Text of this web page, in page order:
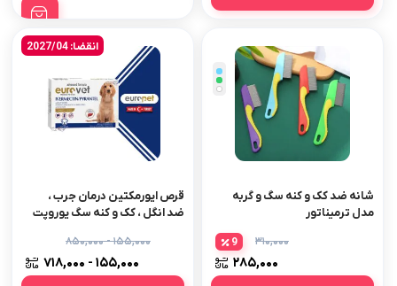
شانه ضد کک و کنه سگ و گربه
مدل ترمیناتور
۳۱۰,۰۰۰
۲۸۵,۰۰۰
9
انقضا: 2027/04
قرص ایورمکتین درمان جرب ،
ضد انگل ، کک و کنه سگ یوروپت
۱۵۵,۰۰۰ - ۸۵۰,۰۰۰
۱۵۵,۰۰۰ - ۷۱۸,۰۰۰